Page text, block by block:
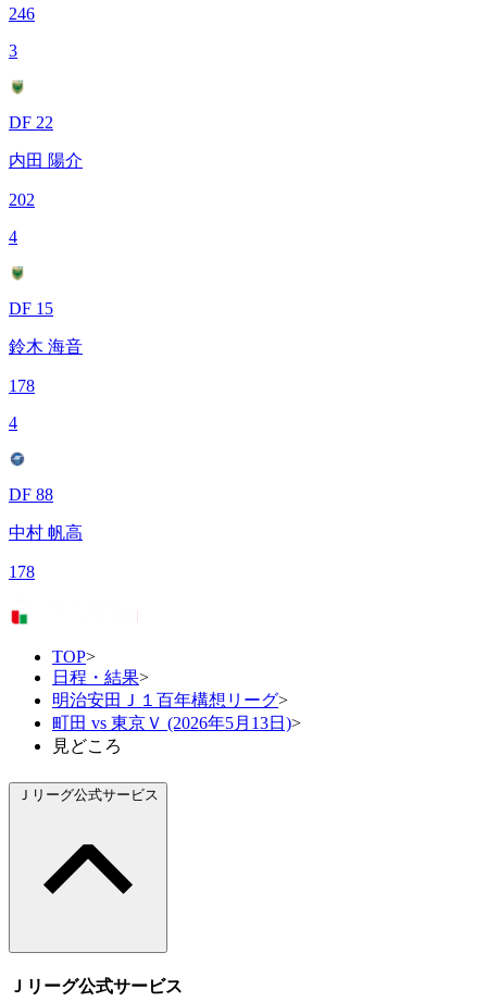
246
3
DF 22
内田 陽介
202
4
DF 15
鈴木 海音
178
4
DF 88
中村 帆高
178
TOP>
日程・結果>
明治安田Ｊ１百年構想リーグ>
町田 vs 東京Ｖ (2026年5月13日)>
見どころ
Ｊリーグ公式サービス
Ｊリーグ公式サービス